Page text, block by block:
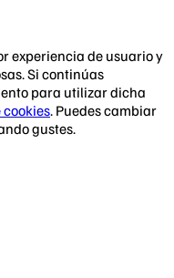
experiencia de usuario y
Si continúas
para utilizar dicha
. Puedes cambiar
gustes.